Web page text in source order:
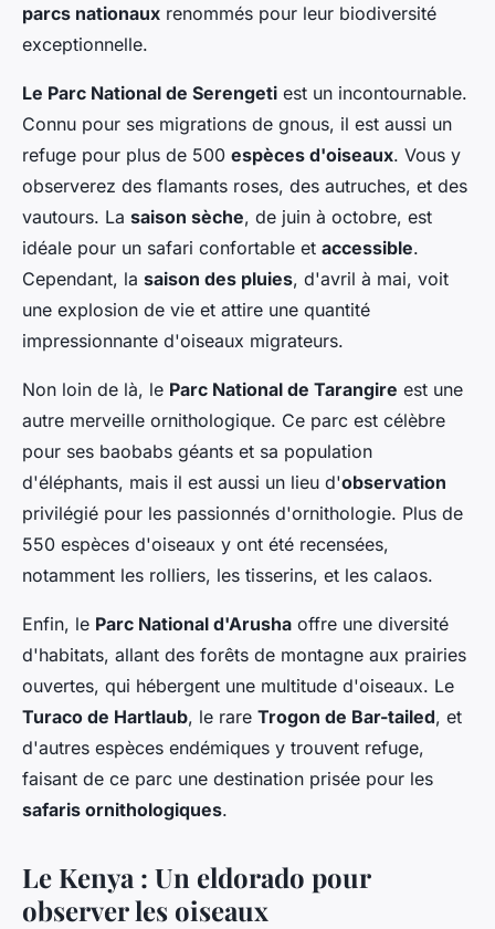
parcs nationaux renommés pour leur biodiversité
exceptionnelle.
Le Parc National de Serengeti est un incontournable.
Connu pour ses migrations de gnous, il est aussi un
refuge pour plus de 500 espèces d'oiseaux. Vous y
observerez des flamants roses, des autruches, et des
vautours. La saison sèche, de juin à octobre, est
idéale pour un safari confortable et accessible.
Cependant, la saison des pluies, d'avril à mai, voit
une explosion de vie et attire une quantité
impressionnante d'oiseaux migrateurs.
Non loin de là, le Parc National de Tarangire est une
autre merveille ornithologique. Ce parc est célèbre
pour ses baobabs géants et sa population
d'éléphants, mais il est aussi un lieu d'observation
privilégié pour les passionnés d'ornithologie. Plus de
550 espèces d'oiseaux y ont été recensées,
notamment les rolliers, les tisserins, et les calaos.
Enfin, le Parc National d'Arusha offre une diversité
d'habitats, allant des forêts de montagne aux prairies
ouvertes, qui hébergent une multitude d'oiseaux. Le
Turaco de Hartlaub, le rare Trogon de Bar-tailed, et
d'autres espèces endémiques y trouvent refuge,
faisant de ce parc une destination prisée pour les
safaris ornithologiques.
Le Kenya : Un eldorado pour
observer les oiseaux